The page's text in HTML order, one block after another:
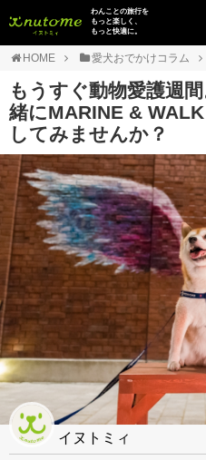
イヌトミィ
わんことの旅行を
もっと楽しく、
もっと快適に。
HOME 愛犬おでかけコラム
もうすぐ動物愛護週
緒にMARINE &
してみませんか？
イヌトミィ